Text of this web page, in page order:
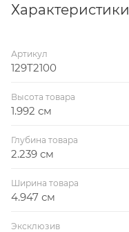
Характеристики
Артикул
129T2100
Высота товара
1.992 см
Глубина товара
2.239 см
Ширина товара
4.947 см
Эксклюзив